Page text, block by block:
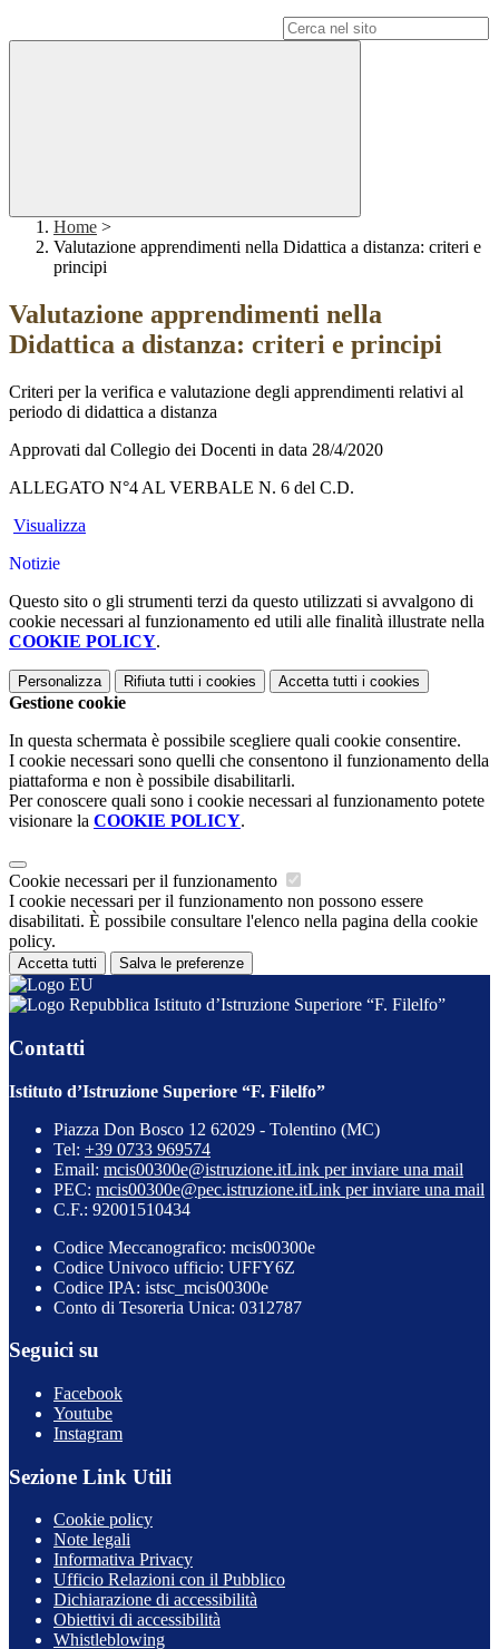
Home >
Valutazione apprendimenti nella Didattica a distanza: criteri e
principi
Valutazione apprendimenti nella
Didattica a distanza: criteri e principi
Criteri per la verifica e valutazione degli apprendimenti relativi al
periodo di didattica a distanza
Approvati dal Collegio dei Docenti in data 28/4/2020
ALLEGATO N°4 AL VERBALE N. 6 del C.D.
Visualizza
Notizie
Questo sito o gli strumenti terzi da questo utilizzati si avvalgono di
cookie necessari al funzionamento ed utili alle finalità illustrate nella
COOKIE POLICY.
Personalizza Rifiuta tutti i cookies Accetta tutti i cookies
Gestione cookie
In questa schermata è possibile scegliere quali cookie consentire.
I cookie necessari sono quelli che consentono il funzionamento della
piattaforma e non è possibile disabilitarli.
Per conoscere quali sono i cookie necessari al funzionamento potete
visionare la COOKIE POLICY.
Cookie necessari per il funzionamento
I cookie necessari per il funzionamento non possono essere
disabilitati. È possibile consultare l'elenco nella pagina della cookie
policy.
Accetta tutti Salva le preferenze
Istituto d’Istruzione Superiore “F. Filelfo”
Contatti
Istituto d’Istruzione Superiore “F. Filelfo”
Piazza Don Bosco 12 62029 - Tolentino (MC)
Tel: +39 0733 969574
Email: mcis00300e@istruzione.itLink per inviare una mail
PEC: mcis00300e@pec.istruzione.itLink per inviare una mail
C.F.: 92001510434
Codice Meccanografico: mcis00300e
Codice Univoco ufficio: UFFY6Z
Codice IPA: istsc_mcis00300e
Conto di Tesoreria Unica: 0312787
Seguici su
Facebook
Youtube
Instagram
Sezione Link Utili
Cookie policy
Note legali
Informativa Privacy
Ufficio Relazioni con il Pubblico
Dichiarazione di accessibilità
Obiettivi di accessibilità
Whistleblowing